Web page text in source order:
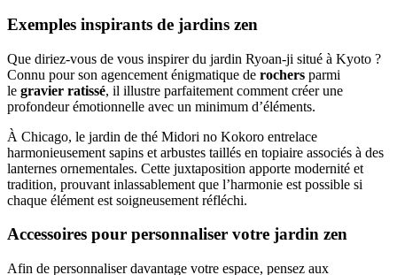
Exemples inspirants de jardins zen
Que diriez-vous de vous inspirer du jardin Ryoan-ji situé à Kyoto ?
Connu pour son agencement énigmatique de rochers parmi
le gravier ratissé, il illustre parfaitement comment créer une
profondeur émotionnelle avec un minimum d’éléments.
À Chicago, le jardin de thé Midori no Kokoro entrelace
harmonieusement sapins et arbustes taillés en topiaire associés à des
lanternes ornementales. Cette juxtaposition apporte modernité et
tradition, prouvant inlassablement que l’harmonie est possible si
chaque élément est soigneusement réfléchi.
Accessoires pour personnaliser votre jardin zen
Afin de personnaliser davantage votre espace, pensez aux